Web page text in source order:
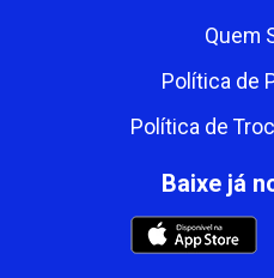
Quem
Política de
Política de
Baixe já